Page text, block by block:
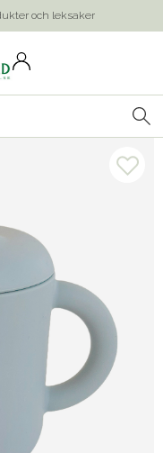
och leksaker